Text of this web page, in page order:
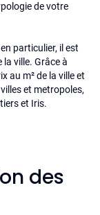
de votre
particulier, il est
ville. Grâce à
au m² de la ville et
et metropoles,
et Iris.
des